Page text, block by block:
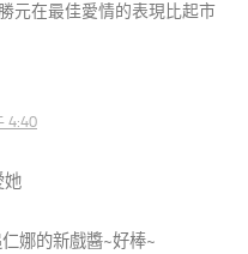
元在最佳愛情的表現比起市
4:40
她
娜的新戲醬~好棒~